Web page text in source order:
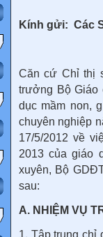
Kính gửi: Các
Căn cứ Chỉ thị
trưởng Bộ Giáo
dục mầm non,
chuyên nghiệp
17/5/2012 về
2013 của giáo
xuyên, Bộ
sau:
A. NHIỆM VỤ
1. Tập trung chỉ